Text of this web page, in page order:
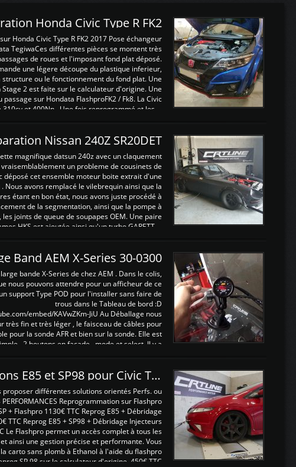
Honda Civic Type R FK2
Honda Civic Type R FK2 2017 Pose échangeur
TegiwaCes différentes pièces se montent très
de roues et l'imposant fond plat déposé.
une légere découpe du plastique inferieur,
ou le fonctionnement du fond plat. Une
2 est faite sur le calculateur d'origine. Une
sur Hondata FlashproFK2 / Fk8. La Civic
et 400Nn , Une fois reprogrammé et les ...
Nissan 240Z SR20DET
magnifique datsun 240z avec un claquement
un probleme de cousinets de
déposé cet ensemble moteur boite extrait d'une
. Nous avons remplacé le vilebrequin ainsi que la
étant en bon état, nous avons juste procédé à
de la segmentation, ainsi que la pompe à
les joints de queue de soupapes OEM. Une paire
HKS est ajoutée ainsi qu'un turbo GARETT ...
Band AEM X-Series 30-0300
bande X-Series de chez AEM . Dans le colis,
nous pouvons attendre pour un afficheur de ce
support Type POD pour l'installer sans faire de
trous dans le Tableau de bord :D
embed/KAVwZKm-JiU Au Déballage nous
très fin et très léger , le faisceau de câbles pour
pour la sonde AFR et bien sur la sonde. Elle est
, 2 boutons en façade , mode et select. Il y a
Reprogrammations E85 et SP98 pour Civic Type R FN2
proposer différentes solutions orientés Perfs. ou
Reprogrammation sur Flashpro
+ Flashpro 1130€ TTC Reprog E85 + Débridage
TTC Reprog E85 + SP98 + Débridage Injecteurs
Le Flashpro permet un accès complet à tous les
ainsi une gestion précise et performante. Vous
carto sans plomb à Ethanol à l'aide du flashpro
SP 98 sur le calculateur d'origine 450€ TTC